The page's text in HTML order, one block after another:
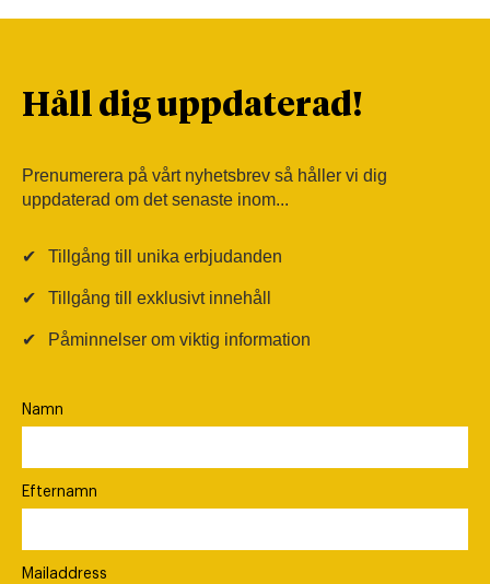
Håll dig uppdaterad!
Prenumerera på vårt nyhetsbrev så håller vi dig
uppdaterad om det senaste inom...
✔ Tillgång till unika erbjudanden
✔ Tillgång till exklusivt innehåll
✔ Påminnelser om viktig information
Namn
Efternamn
Mailaddress